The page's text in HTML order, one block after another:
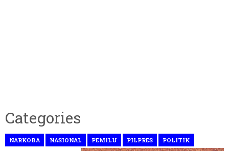
Categories
NARKOBA NASIONAL PEMILU PILPRES POLITIK